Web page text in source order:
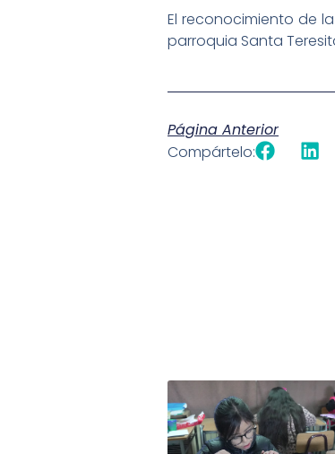
El reconocimiento de
parroquia Santa
Página Anterior
Compártelo: